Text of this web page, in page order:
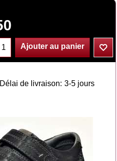
Ajouter au panier
Délai de livraison: 3-5 jours